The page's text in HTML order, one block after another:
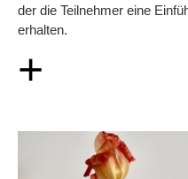
der die Teilnehmer eine
erhalten.
+